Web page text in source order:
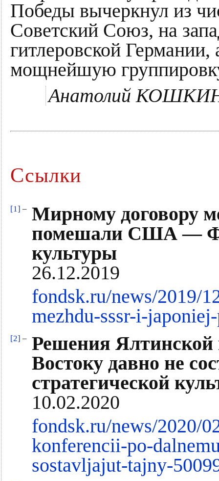
Победы вычеркнул из
Советский Союз, на
гитлеровской
мощнейшую
Анатолий
Ссылки
[1] – Мирному договору
помешали США —
культуры
26.12.2019
fondsk.ru/news/2019/
mezhdu-sssr-i-
[2] – Решения
Востоку давно не
стратегической
10.02.2020
fondsk.ru/news/2020/
konferencii-po-
sostavljajut-tajny-